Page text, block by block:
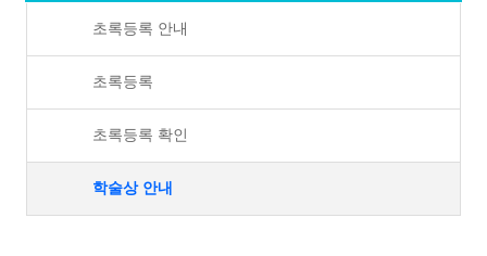
초록등록 안내
초록등록
초록등록 확인
학술상 안내